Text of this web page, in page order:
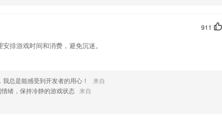
期
车摩拜单车美团电单车摩拜电单车，用美团，都能开！
省您找客服的时间
喜欢这款软件，您可以到应用商店进行打分评论，说出您的使用经历，以帮
911
排游戏时间和消费，避免沉迷。
我总是能感受到开发者的用心！
来自
绪，保持冷静的游戏状态 来自